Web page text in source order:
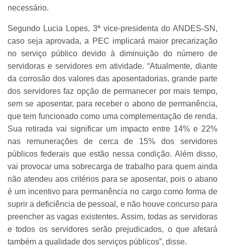
necessário.
Segundo Lucia Lopes, 3ª vice-presidenta do ANDES-SN,
caso seja aprovada, a PEC implicará maior precarização
no serviço público devido à diminuição do número de
servidoras e servidores em atividade. “Atualmente, diante
da corrosão dos valores das aposentadorias, grande parte
dos servidores faz opção de permanecer por mais tempo,
sem se aposentar, para receber o abono de permanência,
que tem funcionado como uma complementação de renda.
Sua retirada vai significar um impacto entre 14% e 22%
nas remunerações de cerca de 15% dos servidores
públicos federais que estão nessa condição. Além disso,
vai provocar uma sobrecarga de trabalho para quem ainda
não atendeu aos critérios para se aposentar, pois o abano
é um incentivo para permanência no cargo como forma de
suprir a deficiência de pessoal, e não houve concurso para
preencher as vagas existentes. Assim, todas as servidoras
e todos os servidores serão prejudicados, o que afetará
também a qualidade dos serviços públicos”, disse.